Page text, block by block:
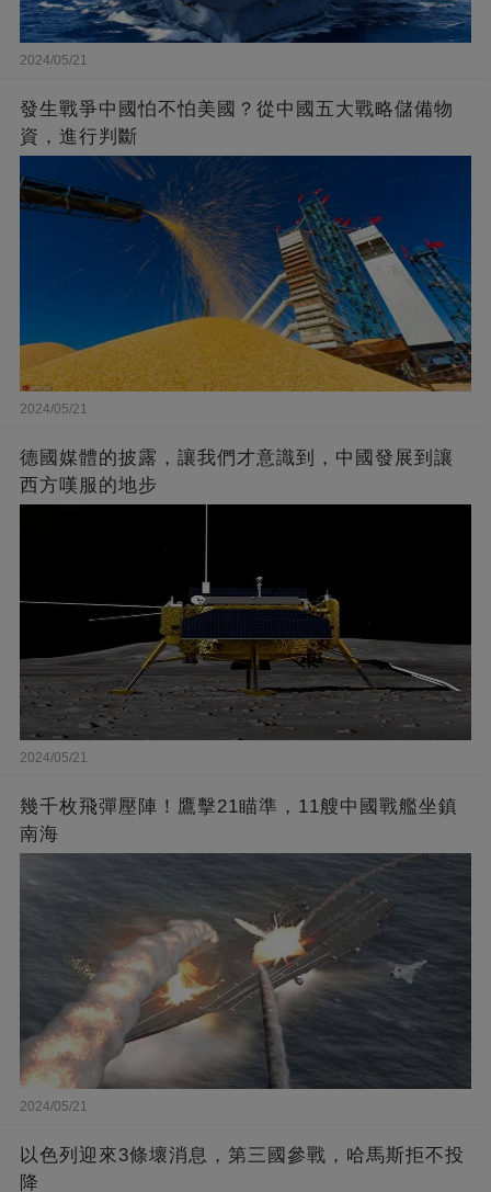
2024/05/21
發生戰爭中國怕不怕美國？從中國五大戰略儲備物
資，進行判斷
2024/05/21
德國媒體的披露，讓我們才意識到，中國發展到讓
西方嘆服的地步
2024/05/21
幾千枚飛彈壓陣！鷹擊21瞄準，11艘中國戰艦坐鎮
南海
2024/05/21
以色列迎來3條壞消息，第三國參戰，哈馬斯拒不投
降